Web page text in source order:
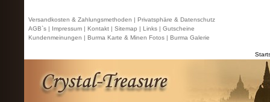
Versandkosten & Zahlungsmethoden | Privatsphäre & Datenschutz
AGB`s | Impressum | Kontakt | Sitemap | Links | Gutscheine
Kundenmeinungen | Burma Karte & Minen Fotos | Burma Galerie